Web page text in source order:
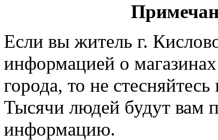
Если вы житель г.
информацией о
города, то не
Тысячи людей будут вам
информацию.